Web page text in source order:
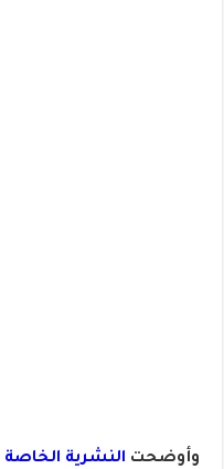
وأوضحت النشرية الخاصة